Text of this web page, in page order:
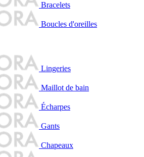
Bracelets
Boucles d'oreilles
Lingeries
Maillot de bain
Écharpes
Gants
Chapeaux